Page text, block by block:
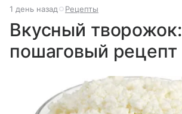
1 день назад Рецепты
Вкусный творожок:
пошаговый рецепт